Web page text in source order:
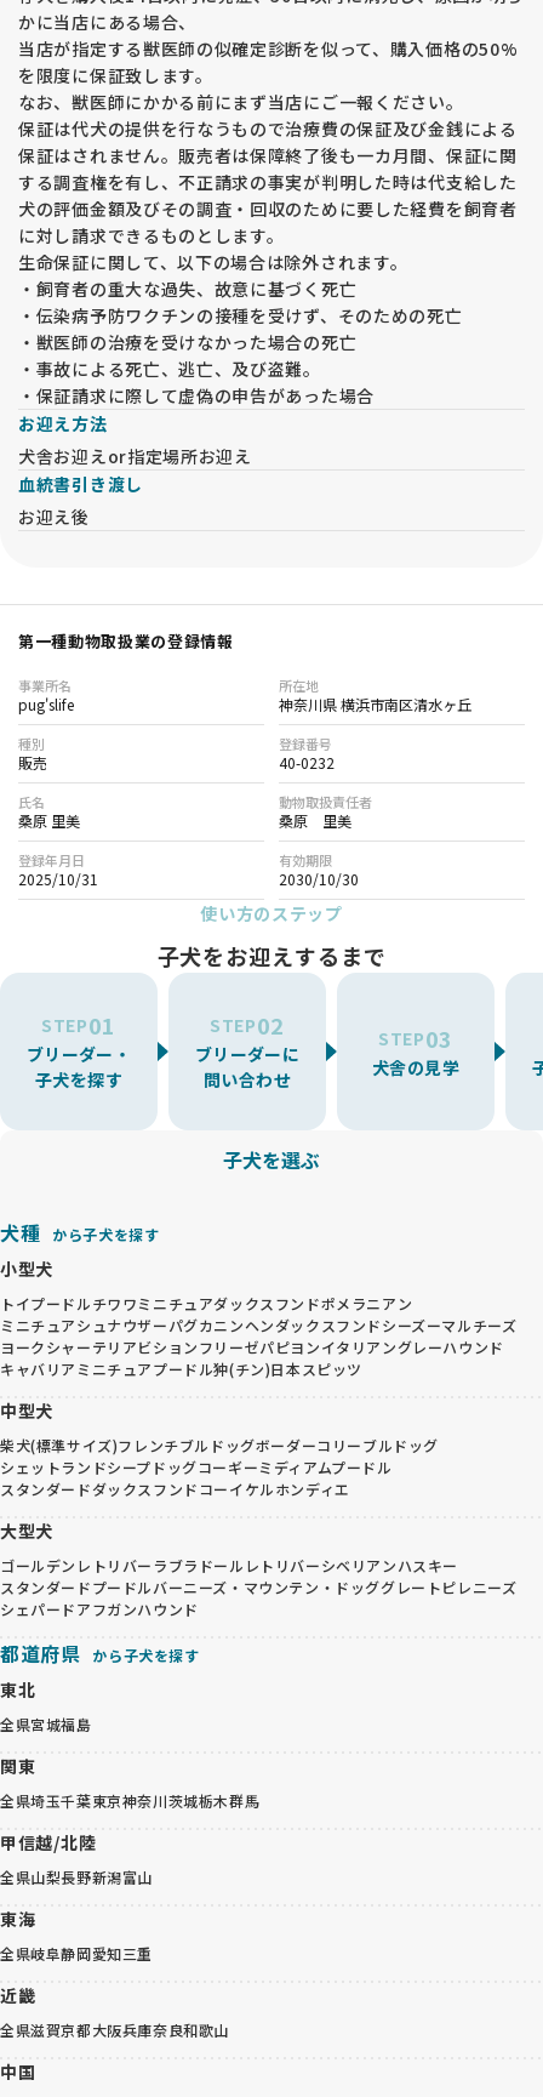
かに当店にある場合、
当店が指定する獣医師の似確定診断を似って、購入価格の50%
を限度に保証致します。
なお、獣医師にかかる前にまず当店にご一報ください。
保証は代犬の提供を行なうもので治療費の保証及び金銭による
保証はされません。販売者は保障終了後も一カ月間、保証に関
する調査権を有し、不正請求の事実が判明した時は代支給した
犬の評価金額及びその調査・回収のために要した経費を飼育者
に対し請求できるものとします。
生命保証に関して、以下の場合は除外されます。
・飼育者の重大な過失、故意に基づく死亡
・伝染病予防ワクチンの接種を受けず、そのための死亡
・獣医師の治療を受けなかった場合の死亡
・事故による死亡、逃亡、及び盗難。
・保証請求に際して虚偽の申告があった場合
お迎え方法
犬舎お迎えor指定場所お迎え
血統書引き渡し
お迎え後
第一種動物取扱業の登録情報
事業所名
pug'slife
所在地
神奈川県 横浜市南区清水ヶ丘
種別
販売
登録番号
40-0232
氏名
桑原 里美
動物取扱責任者
桑原 里美
登録年月日
2025/10/31
有効期限
2030/10/30
使い方のステップ
子犬をお迎えするまで
STEP01
ブリーダー・
子犬を探す
STEP02
ブリーダーに
問い合わせ
STEP03
犬舎の見学
子犬を選ぶ
犬種 から子犬を探す
小型犬
トイプードルチワワミニチュアダックスフンドポメラニアン
ミニチュアシュナウザーパグカニンヘンダックスフンドシーズーマルチーズ
ヨークシャーテリアビションフリーゼパピヨンイタリアングレーハウンド
キャバリア ミニチュアプードル狆(チン)日本スピッツ
中型犬
柴犬(標準サイズ)フレンチブルドッグボーダーコリーブルドッグ
シェットランドシープドッグコーギーミディアムプードル
スタンダードダックスフンドコーイケルホンディエ
大型犬
ゴールデンレトリバー ラブラドールレトリバーシベリアンハスキー
スタンダードプードルバーニーズ・マウンテン・ドッググレートピレニーズ
シェパードアフガンハウンド
都道府県 から子犬を探す
東北
全県宮城福島
関東
全県埼玉千葉東京神奈川茨城栃木群馬
甲信越/北陸
全県山梨長野新潟富山
東海
全県岐阜静岡愛知三重
近畿
全県滋賀京都大阪兵庫奈良和歌山
中国